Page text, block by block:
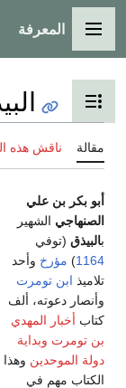
القائمة الرئيسية
المعرفة
تبديل عرض
مقالة ناقش هذه
أبو بكر بن علي
الصنهاجي الشهير
بالبيذق (توفي
1164
) مؤرخ وأحد
تلاميذ ابن تومرت
وأنصار دعوته، ألف
كتاب أخبار المهدي
بن تومرت وبداية
دولة الموحدين وهذا
الكتاب مهم في